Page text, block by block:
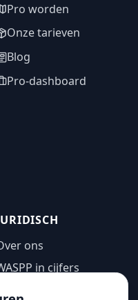
Pro worden
Onze tarieven
Blog
Pro-dashboard
ons
in cijfers